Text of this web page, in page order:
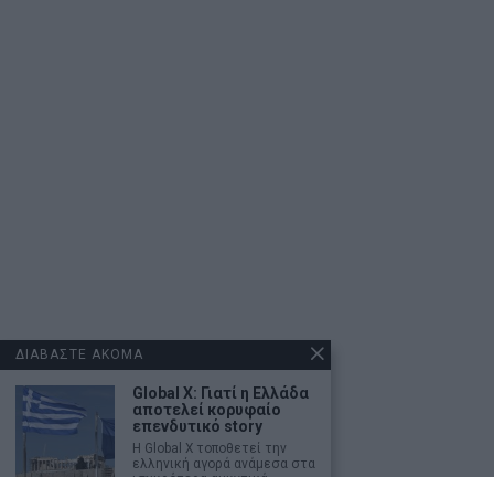
ΔΙΑΒΑΣΤΕ ΑΚΟΜΑ
Global X: Γιατί η Ελλάδα
αποτελεί κορυφαίο
επενδυτικό story
Η Global X τοποθετεί την
ελληνική αγορά ανάμεσα στα